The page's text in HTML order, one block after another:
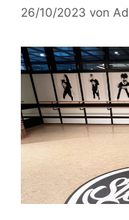
26/10/2023 von